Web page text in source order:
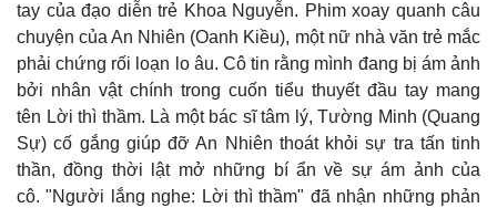
tay của đạo diễn trẻ Khoa Nguyễn. Phim xoay quanh câu
chuyện của An Nhiên (Oanh Kiều), một nữ nhà văn trẻ mắc
phải chứng rối loạn lo âu. Cô tin rằng mình đang bị ám ảnh
bởi nhân vật chính trong cuốn tiểu thuyết đầu tay mang
tên Lời thì thầm. Là một bác sĩ tâm lý, Tường Minh (Quang
Sự) cố gắng giúp đỡ An Nhiên thoát khỏi sự tra tấn tinh
thần, đồng thời lật mở những bí ẩn về sự ám ảnh của
cô. "Người lắng nghe: Lời thì thầm" đã nhận những phản